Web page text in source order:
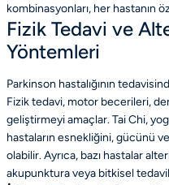
kombinasyonları, her hastanın
Fizik Tedavi ve
Yöntemleri
Parkinson hastalığının
Fizik tedavi, motor becerileri,
geliştirmeyi amaçlar. Tai Chi,
hastaların esnekliğini, gücünü
olabilir. Ayrıca, bazı hastalar
akupunktura veya bitkisel